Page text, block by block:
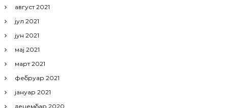
август 2021
јул 2021
јун 2021
мај 2021
март 2021
фебруар 2021
јануар 2021
децембар 2020